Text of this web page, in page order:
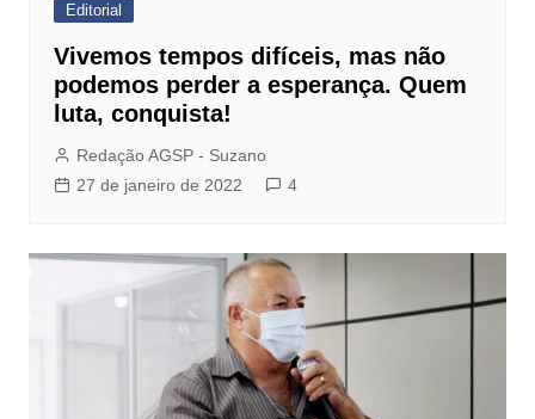
Editorial
Vivemos tempos difíceis, mas não
podemos perder a esperança. Quem
luta, conquista!
Redação AGSP - Suzano
27 de janeiro de 2022
4